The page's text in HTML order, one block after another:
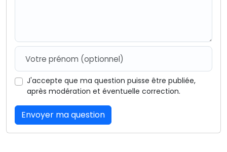
J'accepte que ma question puisse être publiée,
après modération et éventuelle correction.
Envoyer ma question